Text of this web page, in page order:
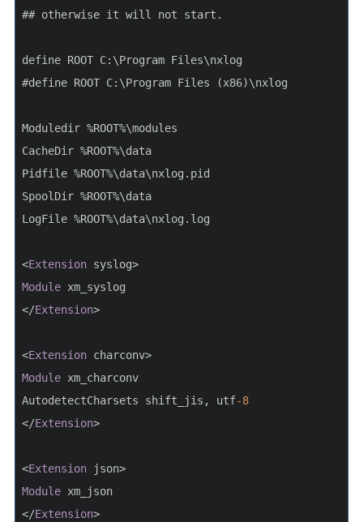
## otherwise it will not start.
define ROOT C:\Program Files\nxlog
#define ROOT C:\Program Files (x86)\nxlog
Moduledir %ROOT%\modules
CacheDir %ROOT%\data
Pidfile %ROOT%\data\nxlog.pid
SpoolDir %ROOT%\data
LogFile %ROOT%\data\nxlog.log
<Extension syslog>
Module xm_syslog
</Extension>
<Extension charconv>
Module xm_charconv
AutodetectCharsets shift_jis, utf-8
</Extension>
<Extension json>
Module xm_json
</Extension>